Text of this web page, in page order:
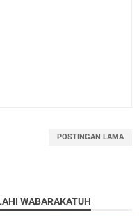
POSTINGAN LAMA
WABARAKATUH